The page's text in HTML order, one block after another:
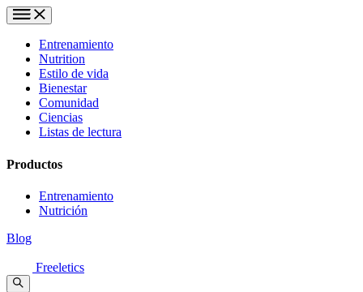
Entrenamiento
Nutrition
Estilo de vida
Bienestar
Comunidad
Ciencias
Listas de lectura
Productos
Entrenamiento
Nutrición
Blog
Freeletics